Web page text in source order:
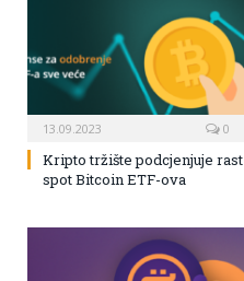
13.09.2023 0
Kripto tržište podcjenjuje rast
spot Bitcoin ETF-ova